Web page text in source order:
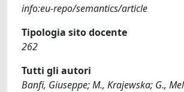
info:eu-repo/semantics/article
Tipologia sito docente
262
Tutti gli autori
Banfi, Giuseppe; M., Krajewska; G.,